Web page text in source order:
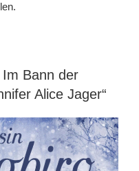
Im Bann der
Alice Jager“